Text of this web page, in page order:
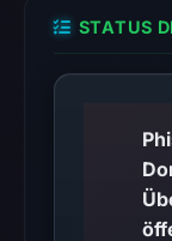
STATUS